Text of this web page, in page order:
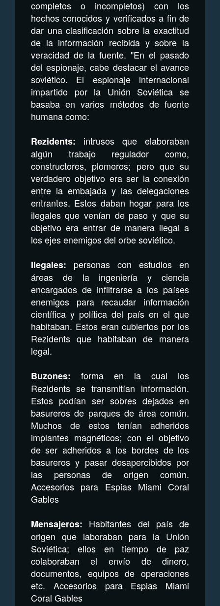
completos o incompletos) con los
hechos conocidos y verificados a fin de
dar una clasificación sobre la exactitud
de la información recibida y sobre la
veracidad de la fuente. "En el pasado
del espionaje, cabe destacar el avance
soviético. El espionaje internacional
impartido por la Unión Soviética se
basaba en varios métodos de fuente
humana como:
Rezidents: intrusos que elaboraban
algún trabajo regulador como,
constructores, plomeros; pero que su
verdadero objetivo era ser la conexión
entre la embajada y las delegaciones
entrantes. Estos daban hogar para los
ilegales que venían de paso y que su
objetivo era entrar de manera ilegal a
los ejes enemigos del orbe soviético.
Ilegales: personas con estudios en
áreas de la ingeniería y ciencia
encargados de infiltrarse a los países
enemigos para recaudar información
científica y política del país en el que
habitaban. Estos eran cubiertos por los
Rezidents que habitaban de manera
legal.
Buzones: forma en la cual los
Rezidents se transmitían información.
Estos podían ser sobres dejados en
basureros de parques de área común.
Muchos de estos tenían adheridos
implantes magnéticos; con el objetivo
de ser adheridos a los bordes de los
basureros y pasar desapercibidos por
las personas de origen común.
Accesorios para Espias Miami Coral
Gables
Mensajeros: Habitantes del país de
origen que laboraban para la Unión
Soviética; ellos en tiempo de paz
colaboraban el envío de dinero,
documentos, equipos de operaciones
etc. Accesorios para Espias Miami
Coral Gables